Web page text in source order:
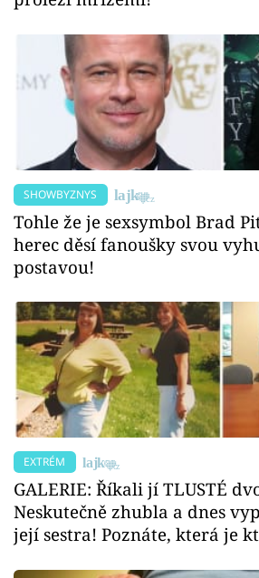
SHOWBYZNYS
Tohle že je sexsymbol Brad
herec děsí fanoušky svou
postavou!
EXTRÉM
GALERIE: Říkali jí TLUSTÉ
Neskutečně zhubla a dnes
její sestra! Poznáte, která je